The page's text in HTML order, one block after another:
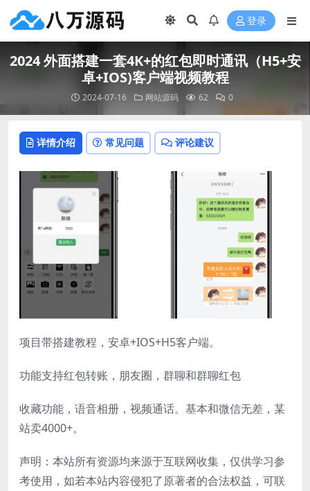
登录
2024 外面搭建一套4K+的红包即时通讯（H5+安
卓+IOS)客户端视频教程
2024-07-16 网站源码 62 0
详情介绍 常见问题 评论建议
项目带搭建教程，安卓+IOS+H5客户端。
功能支持红包转账，朋友圈，群聊和群聊红包
收藏功能，语音相册，视频通话。基本和微信无差，某
站卖4000+。
声明：本站所有资源均来源于互联网收集，仅供学习参
考使用，如若本站内容侵犯了原著者的合法权益，可联